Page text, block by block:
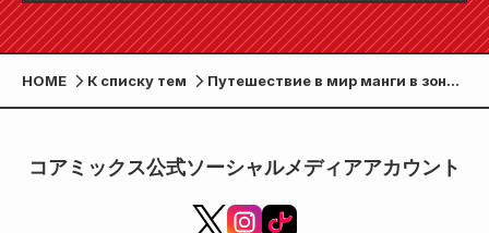
HOME К списку тем
Путешествие в мир манги в зоне
West Japan началась!
コアミックス公式ソーシャルメディアアカウント